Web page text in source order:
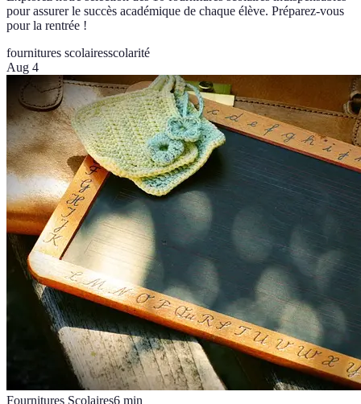
pour assurer le succès académique de chaque élève. Préparez-vous
pour la rentrée !
fournitures scolairesscolarité
Aug 4
Fournitures Scolaires6 min